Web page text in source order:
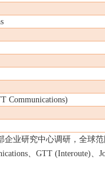
Communications)
企业研究中心调研，全球
、GTT (Interoute)、